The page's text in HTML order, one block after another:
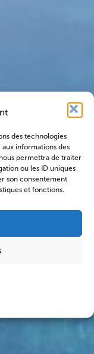
des technologies
informations des
permettra de traiter
ou les ID uniques
son consentement
et fonctions.